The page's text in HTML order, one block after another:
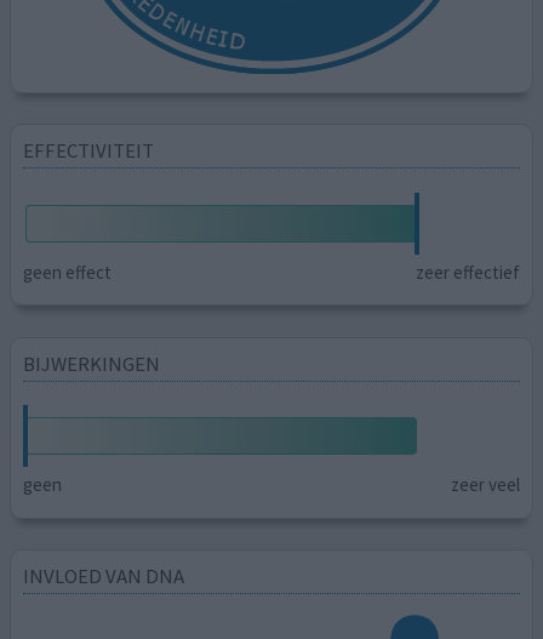
EFFECTIVITEIT
geen effect zeer effectief
BIJWERKINGEN
geen zeer veel
INVLOED VAN DNA